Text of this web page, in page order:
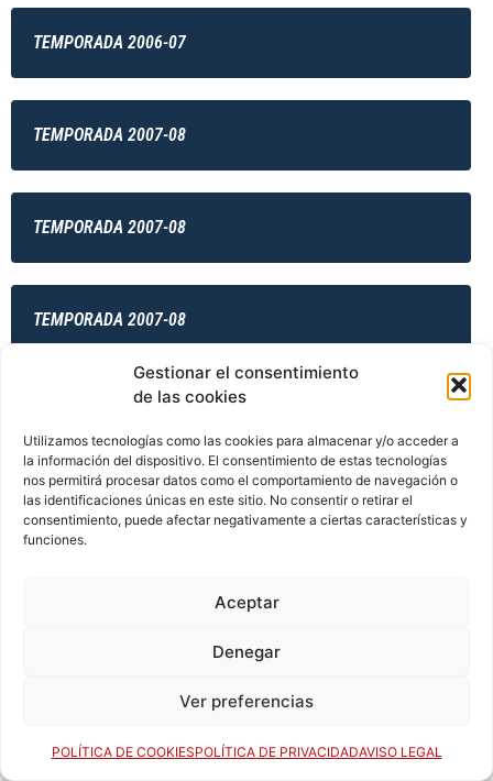
Gestionar el consentimiento
de las cookies
Utilizamos tecnologías como las cookies para almacenar y/o acceder a
la información del dispositivo. El consentimiento de estas tecnologías
nos permitirá procesar datos como el comportamiento de navegación o
las identificaciones únicas en este sitio. No consentir o retirar el
consentimiento, puede afectar negativamente a ciertas características y
funciones.
Aceptar
Denegar
Ver preferencias
POLÍTICA DE COOKIESPOLÍTICA DE PRIVACIDADAVISO LEGAL
TEMPORADA 2006-07
TEMPORADA 2007-08
TEMPORADA 2007-08
TEMPORADA 2007-08
TEMPORADA 2008-09